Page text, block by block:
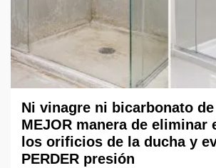
Ni vinagre ni bicarbonato
MEJOR manera de eliminar
los orificios de la ducha y
PERDER presión